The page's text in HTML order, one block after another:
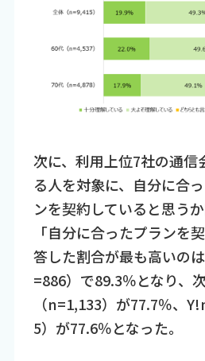
次に、利用上位7社の通信
る人を対象に、自分に合
ンを契約していると思うか
「自分に合ったプランを
答した割合が最も高いの
=886）で89.3％となり、
（n=1,133）が77.7％、
5）が77.6％となった。